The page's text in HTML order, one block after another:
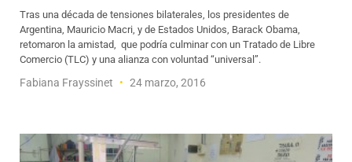
Tras una década de tensiones bilaterales, los presidentes de
Argentina, Mauricio Macri, y de Estados Unidos, Barack Obama,
retomaron la amistad, que podría culminar con un Tratado de Libre
Comercio (TLC) y una alianza con voluntad “universal”.
Fabiana Frayssinet 24 marzo, 2016